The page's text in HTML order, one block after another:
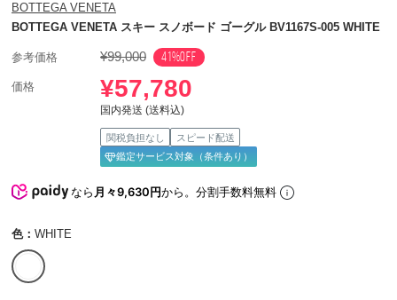
BOTTEGA VENETA
BOTTEGA VENETA スキー スノボード ゴーグル BV1167S-005 WHITE
参考価格 ¥99,000 41%OFF
価格 ¥57,780
国内発送 (送料込)
関税負担なし
スピード配送
鑑定サービス対象（条件あり）
なら月々9,630円から。分割手数料無料
色： WHITE